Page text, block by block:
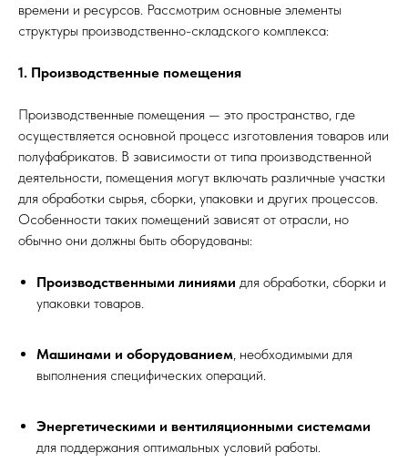
времени и ресурсов. Рассмотрим основные элементы
структуры производственно-складского комплекса:
1. Производственные помещения
Производственные помещения — это пространство, где
осуществляется основной процесс изготовления товаров или
полуфабрикатов. В зависимости от типа производственной
деятельности, помещения могут включать различные участки
для обработки сырья, сборки, упаковки и других процессов.
Особенности таких помещений зависят от отрасли, но
обычно они должны быть оборудованы:
Производственными линиями для обработки, сборки и
упаковки товаров.
Машинами и оборудованием, необходимыми для
выполнения специфических операций.
Энергетическими и вентиляционными системами
для поддержания оптимальных условий работы.